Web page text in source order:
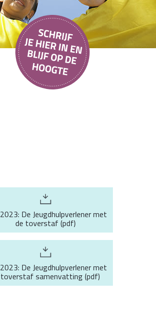
De Jeugdhulpverlener met
de toverstaf(pdf)
De Jeugdhulpverlener met
samenvatting(pdf)